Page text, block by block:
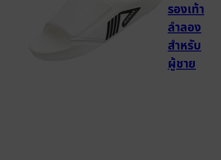
รองเท้า
ลำลอง
สำหรับ
ผู้ชาย